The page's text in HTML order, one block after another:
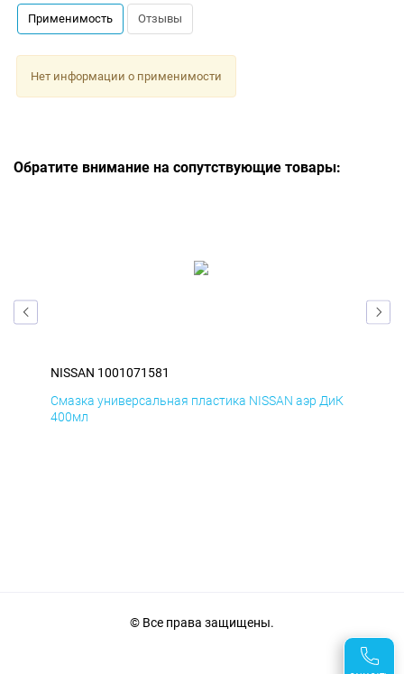
Применимость Отзывы
Нет информации о применимости
Обратите внимание на сопутствующие товары:
NISSAN 1001071581
Смазка универсальная пластика NISSAN аэр ДиК
400мл
© Все права защищены.